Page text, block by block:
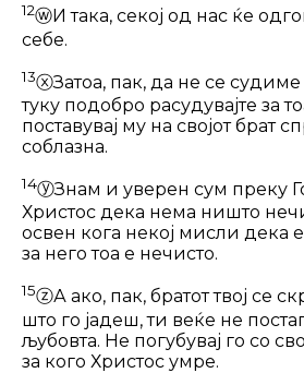
12ⓦИ така, секој од нас ќе
себе.
13ⓧЗатоа, пак, да не се
туку подобро расудувајте за
поставувај му на својот брат
соблазна.
14ⓨЗнам и уверен сум преку
Христос дека нема ништо
освен кога некој мисли де­ка
за него тоа е нечис­то.
15ⓩА ако, пак, братот твој се
што го јадеш, ти веќе не
љубовта. Не погубувај го со
за кого Христос умре.